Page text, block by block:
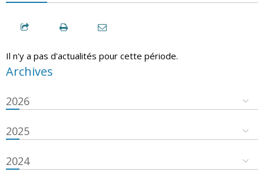
Il n'y a pas d'actualités pour cette période.
Archives
2026
2025
2024